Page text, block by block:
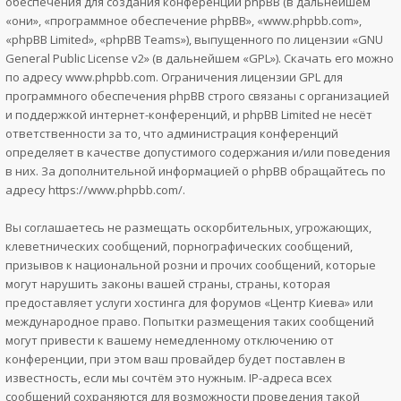
«они», «программное обеспечение phpBB», «www.phpbb.com»,
«phpBB Limited», «phpBB Teams»), выпущенного по лицензии «GNU
General Public License v2» (в дальнейшем «GPL»). Скачать его можно
по адресуwww.phpbb.com. Ограничения лицензии GPL для
программного обеспечения phpBB строго связаны с организацией
и поддержкой интернет-конференций, и phpBB Limited не несёт
ответственности за то, что администрация конференций
определяет в качестве допустимого содержания и/или поведения
в них. За дополнительной информацией о phpBB обращайтесь по
адресу https://www.phpbb.com/.
Вы соглашаетесь не размещать оскорбительных, угрожающих,
клеветнических сообщений, порнографических сообщений,
призывов к национальной розни и прочих сообщений, которые
могут нарушить законы вашей страны, страны, которая
предоставляет услуги хостинга для форумов «Центр Киева» или
международное право. Попытки размещения таких сообщений
могут привести к вашему немедленному отключению от
конференции, при этом ваш провайдер будет поставлен в
известность, если мы сочтём это нужным. IP-адреса всех
сообщений сохраняются для возможности проведения такой